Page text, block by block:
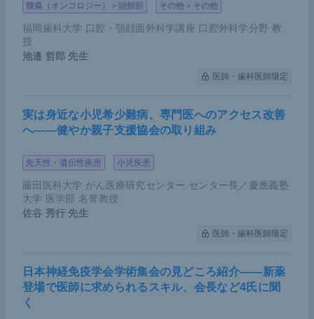
腫瘍（オンコロジー）＞頭頸部 その他＞その他
福岡歯科大学 口腔・顎顔面外科学講座 口腔外科学分野 教
授
池邉 哲郎 先生
医師・歯科医師限定
実は身近な小児希少難病、専門医へのアクセス改善
へ――健やか親子支援協会の取り組み
先天性・遺伝性疾患 小児疾患
藤田医科大学 がん医療研究センター センター長／慶應義塾
大学 医学部 名誉教授
佐谷 秀行 先生
医師・歯科医師限定
日本神経免疫学会学術集会の見どころ紹介――新薬
登場で医師に求められるスキル、会長など4氏に聞
く